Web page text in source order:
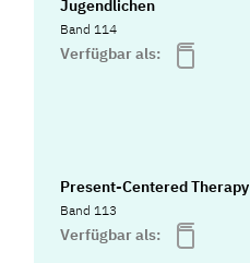
Jugendlichen
Band 114
Verfügbar als:
Present-Centered Therapy
Band 113
Verfügbar als: